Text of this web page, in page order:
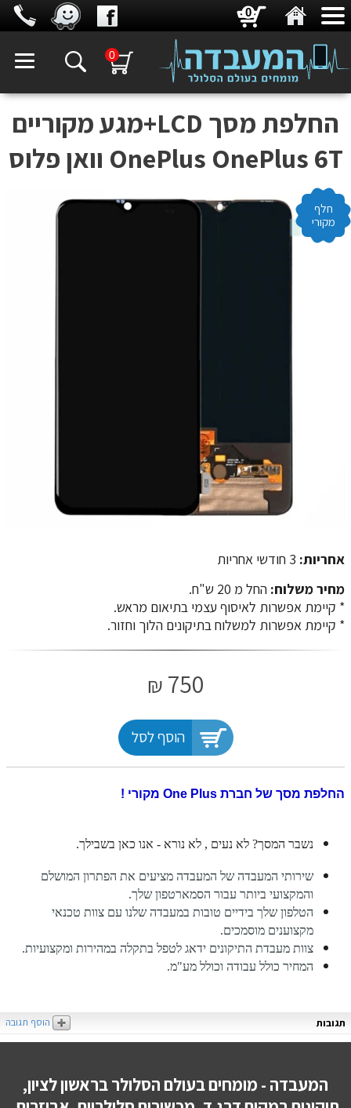
0
החלפת מסך LCD+מגע מקוריים
OnePlus OnePlus 6T וואן פלוס
חלף
מקורי
אחריות: 3 חודשי אחריות
מחיר משלוח: החל מ 20 ש"ח.
​​​​​​​* קיימת אפשרות לאיסוף עצמי בתיאום מראש.
* קיימת אפשרות למשלוח בתיקונים הלוך וחזור.
750
₪
הוסף לסל
החלפת מסך של חברת One Plus מקורי !
נשבר המסך? לא נעים , לא נורא - אנו כאן בשבילך.
שירותי המעבדה של המעבדה מציעים את הפתרון המושלם
והמקצועי ביותר עבור הסמארטפון שלך.
הטלפון שלך בידיים טובות במעבדה שלנו עם צוות טכנאי
מקצוענים מוסמכים.
צוות מעבדת התיקונים ידאג לטפל בתקלה במהירות ומקצועיות.
המחיר כולל עבודה וכולל מע"מ.
תגובות הוסף תגובה
המעבדה - מומחים בעולם הסלולר בראשון לציון,
0